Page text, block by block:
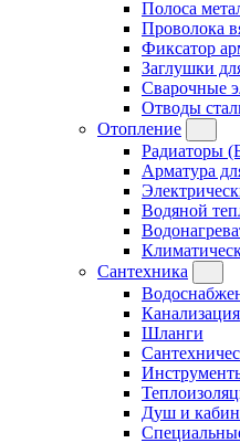
Полоса
Проволока
Фиксатор
Заглушки
Сварочные
Отводы
Отопление
Радиаторы
Арматура
Водяной
Сантехника
Канализация
Шланги
Душ и